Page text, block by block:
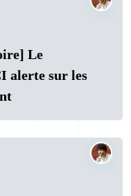
Le
alerte sur les